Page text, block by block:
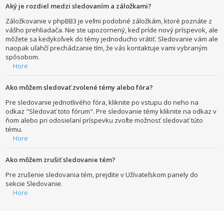
Aký je rozdiel medzi sledovaním a záložkami?
Záložkovanie v phpBB3 je veľmi podobné záložkám, ktoré poznáte z
vášho prehliadača. Nie ste upozornený, keď príde nový príspevok, ale
môžete sa kedykoľvek do témy jednoducho vrátiť. Sledovanie vám ale
naopak uľahčí prechádzanie tím, že vás kontaktuje vami vybraným
spôsobom.
Hore
Ako môžem sledovať zvolené témy alebo fóra?
Pre sledovanie jednotlivého fóra, kliknite po vstupu do neho na
odkaz "Sledovať toto fórum". Pre sledovanie témy kliknite na odkaz v
ňom alebo pri odosielaní príspevku zvoľte možnosť sledovať túto
tému.
Hore
Ako môžem zrušiť sledovanie tém?
Pre zrušenie sledovania tém, prejdite v Užívateľskom panely do
sekcie Sledovanie.
Hore